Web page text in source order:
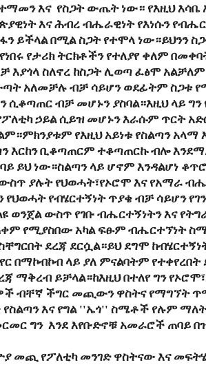
እና የስጋት ውጤት ነው። የእዚህ እሳቤ
እና ሕብረ ብሔራዊነት የእነሱን
ይችላል በሚል ስጋት የተሞላ ነው።ይህንን
የታሪክ ትርክቶችን የተለያየ ቀለም
እያጎላ ስለኖረ ከስጋት ሊወጣ ፈፅሞ
አለመቻሉ ብቻ ሳይሆን ወደፊትም ስጋቱ
ሲቆጣጠር ብቻ መሆኑን ያስባል።እዚህ ላይ
ኃይል ሲይዝ መሆኑን እራሱም ጥርት
የእዚህ አይነቱ የስልጣን
እርከን ቢቆጣጠርም ተቆጣጠርኩ ብሎ
ይህ ነው።ስልጣን ላይ ሆኖም እንዳልሆነ
ያሉት የህወሓት፣የኦሮሞ እና የአማራ
የህወሓት የብሄርተኝነት ጥያቄ ብቻ ሳይሆን
ወንጀል ውስጥ የገቡ ብሔርተኝነትን እና
የሚያስበው አካል ፍፁም ብሔርተኘነት
ደረጃ ደርሷል።ይህ ደግሞ
በማኮብኮብ ላይ ያለ ምናልባትም የተቀየረበት
ማቅረብ ይቻላል።ከእዚህ በተለየ ግን
ብቸኛ ችግር መጪውን ዋስትና የማግኘት
እና የግል ''ኤጎ'' ስሜቶች የሉም
ግን እንደ እየቡድኖቹ አመራሮች ጠባይ
መጪ የፖለቲካ መንገድ ዋስትናው እና